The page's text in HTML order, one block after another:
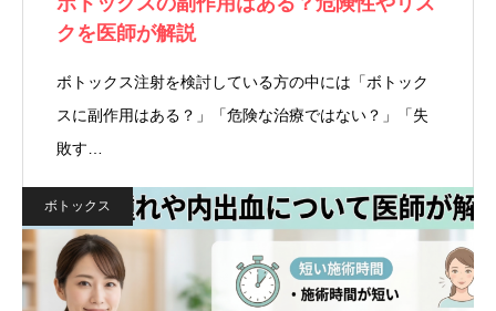
クを医師が解説
ボトックス注射を検討している方の中には「ボトック
スに副作用はある？」「危険な治療ではない？」「失
敗す…
ボトックス